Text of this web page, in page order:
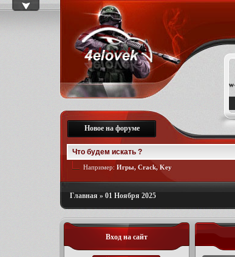
Новое на форуме
Например: Игры, Crack, Key
Главная » 01 Ноября 2025
Вход на сайт